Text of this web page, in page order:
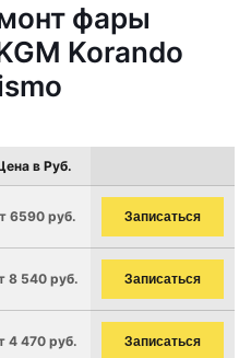
фары
Korando
в Руб.
6590 руб. Записаться
8 540 руб. Записаться
4 470 руб. Записаться